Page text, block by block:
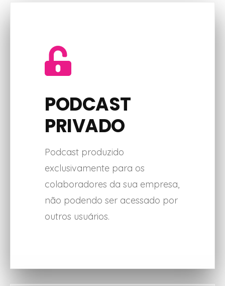
PODCAST
PRIVADO
Podcast produzido
exclusivamente para os
colaboradores da sua empresa,
não podendo ser acessado por
outros usuários.